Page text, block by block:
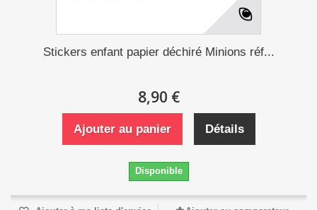
Stickers enfant papier déchiré Minions réf...
8,90 €
Ajouter au panier Détails
Disponible